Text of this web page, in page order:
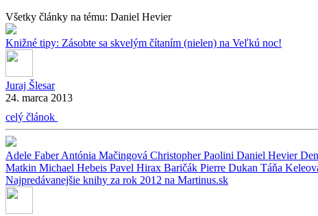
Všetky články na tému: Daniel Hevier
Knižné tipy: Zásobte sa skvelým čítaním (nielen) na Veľkú noc!
Juraj Šlesar
24. marca 2013
celý článok
Adele FaberAntónia Mačingová Christopher Paolini Daniel Hevier
Matkin Michael Hebeis Pavel Hirax Baričák Pierre Dukan Táňa
Najpredávanejšie knihy za rok 2012 na Martinus.sk